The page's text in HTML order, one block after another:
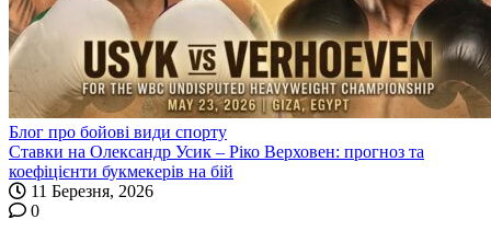
Блог про бойові види спорту
Ставки на Олександр Усик – Ріко Верховен: прогноз та
коефіцієнти букмекерів на бій
11 Березня, 2026
0